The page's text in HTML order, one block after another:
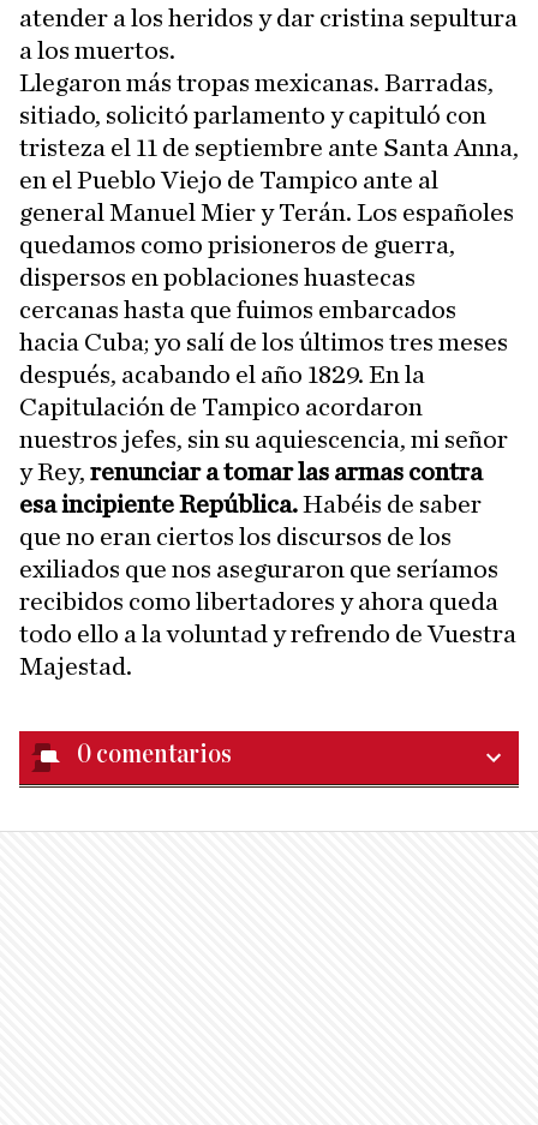
atender a los heridos y dar cristina sepultura
a los muertos.
Llegaron más tropas mexicanas. Barradas,
sitiado, solicitó parlamento y capituló con
tristeza el 11 de septiembre ante Santa Anna,
en el Pueblo Viejo de Tampico ante al
general Manuel Mier y Terán. Los españoles
quedamos como prisioneros de guerra,
dispersos en poblaciones huastecas
cercanas hasta que fuimos embarcados
hacia Cuba; yo salí de los últimos tres meses
después, acabando el año 1829. En la
Capitulación de Tampico acordaron
nuestros jefes, sin su aquiescencia, mi señor
y Rey, renunciar a tomar las armas contra
esa incipiente República.Habéis de saber
que no eran ciertos los discursos de los
exiliados que nos aseguraron que seríamos
recibidos como libertadores y ahora queda
todo ello a la voluntad y refrendo de Vuestra
Majestad.
0 comentarios